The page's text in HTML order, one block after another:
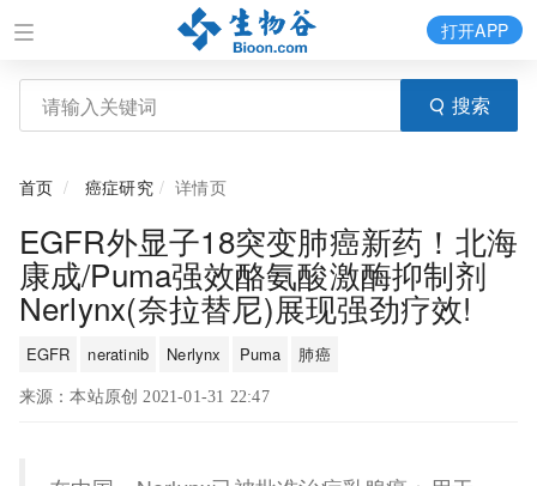
搜索
打开APP
首页 癌症研究 详情页
EGFR外显子18突变肺癌新药！北海
康成/Puma强效酪氨酸激酶抑制剂
Nerlynx(奈拉替尼)展现强劲疗效!
EGFR neratinib Nerlynx Puma 肺癌
来源：本站原创 2021-01-31 22:47